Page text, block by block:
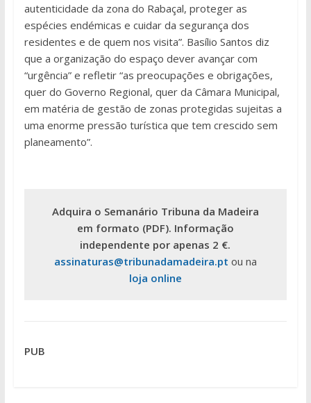
autenticidade da zona do Rabaçal, proteger as
espécies endémicas e cuidar da segurança dos
residentes e de quem nos visita”. Basílio Santos diz
que a organização do espaço dever avançar com
“urgência” e refletir “as preocupações e obrigações,
quer do Governo Regional, quer da Câmara Municipal,
em matéria de gestão de zonas protegidas sujeitas a
uma enorme pressão turística que tem crescido sem
planeamento”.
Adquira o Semanário Tribuna da Madeira
em formato (PDF). Informação
independente por apenas 2 €.
assinaturas@tribunadamadeira.pt ou na
loja online
PUB